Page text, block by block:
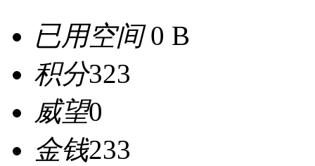
已用空间0 B
积分323
威望0
金钱233